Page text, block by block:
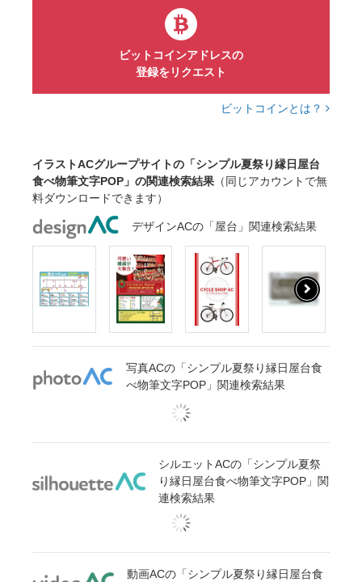
ステイホーム
ビットコインアドレスの
登録をリクエスト
ビットコインとは？
イラストACグループサイトの「シンプル夏祭り縁日屋台
食べ物筆文字POP」の関連検索結果 （同じアカウントで無
料ダウンロードできます）
デザインACの「屋台」関連検索結果
写真ACの「シンプル夏祭り縁日屋台食
べ物筆文字POP」関連検索結果
シルエットACの「シンプル夏祭
り縁日屋台食べ物筆文字POP」関
連検索結果
動画ACの「シンプル夏祭り縁日屋台食